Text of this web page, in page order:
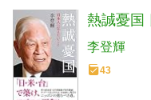
熱誠憂国
李登輝
43